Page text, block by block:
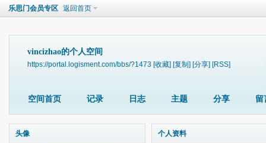
乐思门会员专区 返回首页
vincizhao的个人空间
https://portal.logisment.com/bbs/?1473 [收藏] [复制] [分享] [RSS]
空间首页 记录 日志 主题 分享 留
头像 个人资料